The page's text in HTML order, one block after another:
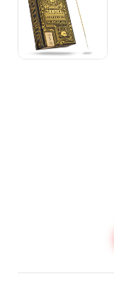
Количество